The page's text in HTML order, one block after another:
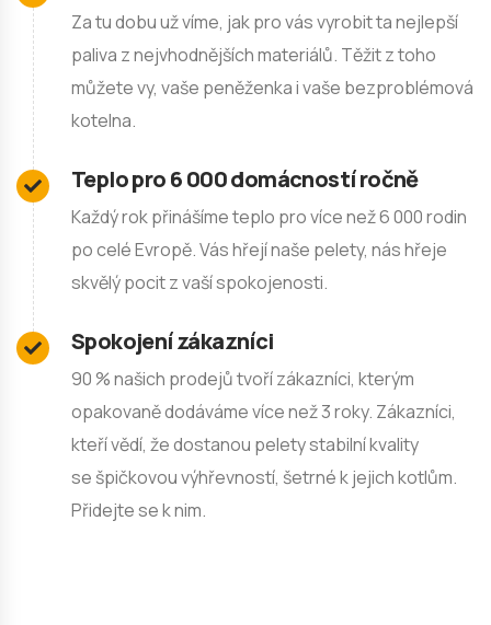
Za tu dobu už víme, jak pro vás vyrobit ta nejlepší
paliva z nejvhodnějších materiálů. Těžit z toho
můžete vy, vaše peněženka i vaše bezproblémová
kotelna.
Teplo pro 6 000 domácností ročně
Každý rok přinášíme teplo pro více než 6 000 rodin
po celé Evropě. Vás hřejí naše pelety, nás hřeje
skvělý pocit z vaší spokojenosti.
Spokojení zákazníci
90 % našich prodejů tvoří zákazníci, kterým
opakovaně dodáváme více než 3 roky. Zákazníci,
kteří vědí, že dostanou pelety stabilní kvality
se špičkovou výhřevností, šetrné k jejich kotlům.
Přidejte se k nim.